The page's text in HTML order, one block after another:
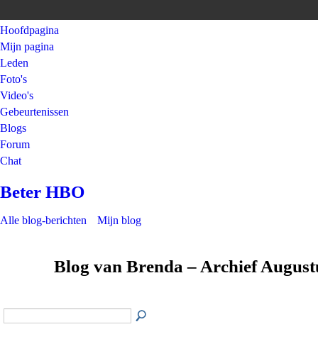
Hoofdpagina
Mijn pagina
Leden
Foto's
Video's
Gebeurtenissen
Blogs
Forum
Chat
Beter HBO
Alle blog-berichten Mijn blog
Blog van Brenda – Archief